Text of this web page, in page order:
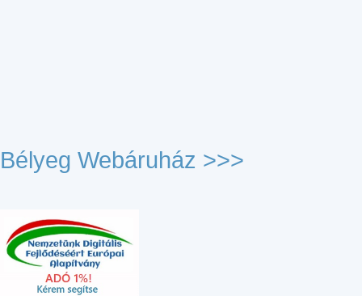
Bélyeg Webáruház >>>